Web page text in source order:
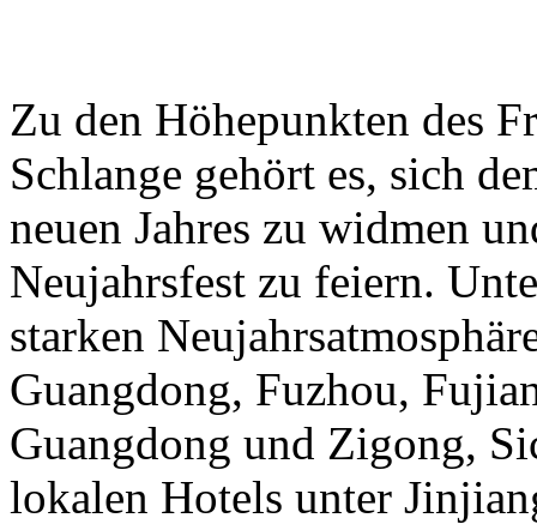
Zu den Höhepunkten des
Schlange gehört es, sich
neuen Jahres zu widmen
Neujahrsfest zu feiern.
starken
Guangdong, Fuzhou,
Guangdong und Zigong,
lokalen Hotels unter